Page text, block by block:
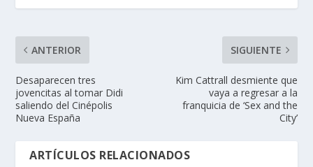
ANTERIOR
Desaparecen tres
jovencitas al tomar Didi
saliendo del Cinépolis
Nueva España
SIGUIENTE
Kim Cattrall desmiente que
vaya a regresar a la
franquicia de ‘Sex and the
City’
ARTÍCULOS RELACIONADOS